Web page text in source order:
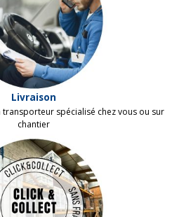
Livraison
transporteur spécialisé chez vous ou sur
chantier